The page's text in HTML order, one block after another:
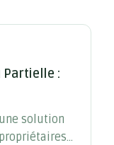
Partielle :
solution